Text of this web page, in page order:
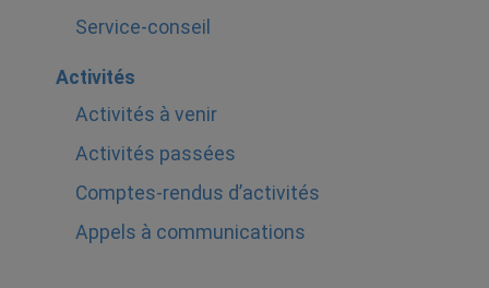
Service-conseil
Activités
Activités à venir
Activités passées
Comptes-rendus d’activités
Appels à communications